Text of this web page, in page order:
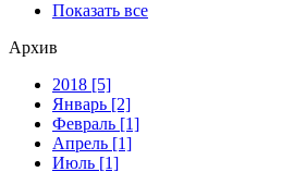
Показать все
Архив
2018 [5]
Январь [2]
Февраль [1]
Апрель [1]
Июль [1]